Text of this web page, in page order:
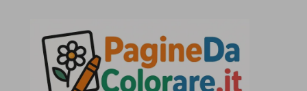
contenuto